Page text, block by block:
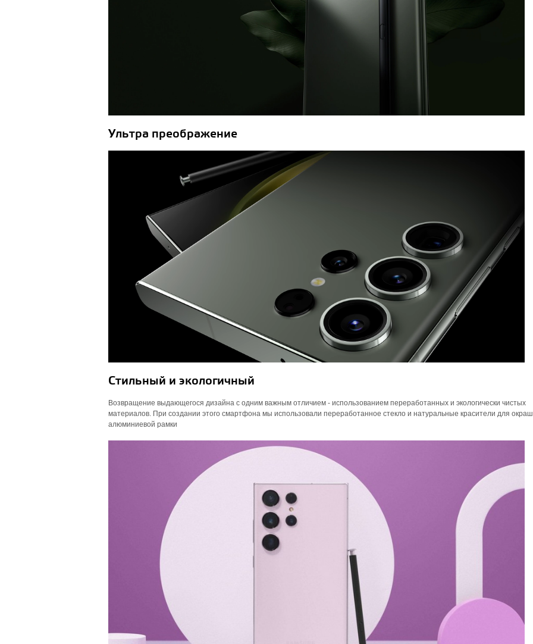
Ультра преображение
Стильный и экологичный
Возвращение выдающегося дизайна с одним важным отличием - использованием переработанных и экологически чистых
материалов. При создании этого смартфона мы использовали переработанное стекло и натуральные красители для
алюминиевой рамки